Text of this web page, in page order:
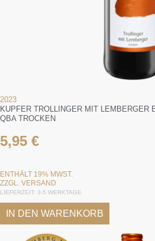
2023
KUPFER TROLLINGER MIT LEMBERGER
QBA TROCKEN
5,95 €
ENTHÄLT 19% MWST.
ZZGL. VERSAND
LIEFERZEIT: 3-5 WERKTAGE
IN DEN WARENKORB